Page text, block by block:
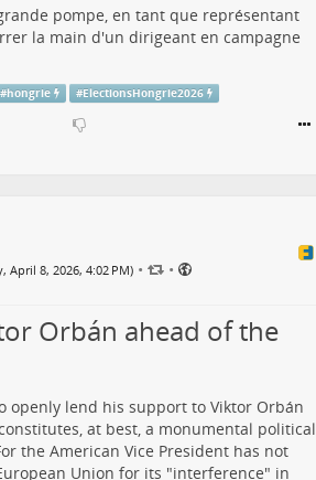
pompe, en tant que représentant
la main d'un dirigeant en campagne
#hongrie #ElectionsHongrie2026
April 8, 2026, 4:02 PM) • •
Orbán ahead of the
openly lend his support to Viktor Orbán
at best, a monumental political
the American Vice President has not
Union for its "interference" in